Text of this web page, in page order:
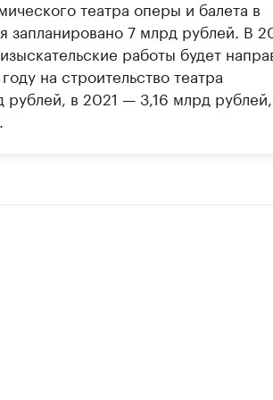
театра оперы и балета в
запланировано 7 млрд рублей. В
работы будет
на строительство театра
рублей, в 2021 — 3,16 млрд